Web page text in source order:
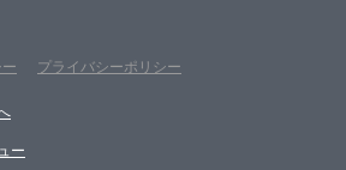
プライバシーポリシー
ー